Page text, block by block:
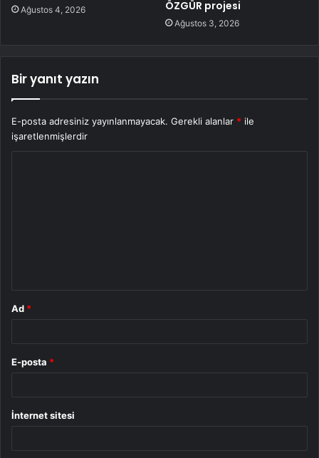
Ağustos 4, 2026 ÖZGÜR projesi
Ağustos 3, 2026
Bir yanıt yazın
E-posta adresiniz yayınlanmayacak. Gerekli alanlar * ile
işaretlenmişlerdir
Ad *
E-posta *
İnternet sitesi